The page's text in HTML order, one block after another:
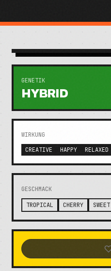
GENETIK
HYBRID
WIRKUNG
CREATIVE
HAPPY RELAXED
GESCHMACK
TROPICAL CHERRY SWEET